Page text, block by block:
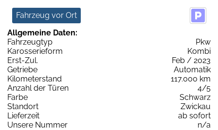
Fahrzeug vor Ort
Allgemeine Daten:
Fahrzeugtyp
Pkw
Karosserieform
Kombi
Erst-Zul.
Feb / 2023
Getriebe
Automatik
Kilometerstand
117.000 km
Anzahl der Türen
4/5
Farbe
Schwarz
Standort
Zwickau
Lieferzeit
ab sofort
Unsere Nummer
n/a